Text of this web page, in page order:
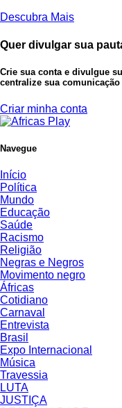
Descubra Mais
Quer divulgar sua
Crie sua conta e divulgue
centralize sua
Criar minha conta
Navegue
Início
Política
Mundo
Educação
Saúde
Racismo
Religião
Negras e Negros
Movimento negro
Áfricas
Cotidiano
Carnaval
Entrevista
Brasil
Expo Internacional
Música
Travessia
LUTA
JUSTIÇA